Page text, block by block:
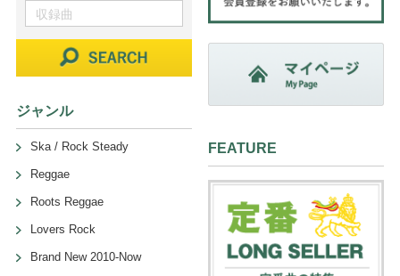
ジャンル
Ska / Rock Steady
Reggae
Roots Reggae
Lovers Rock
Brand New 2010-Now
FEATURE